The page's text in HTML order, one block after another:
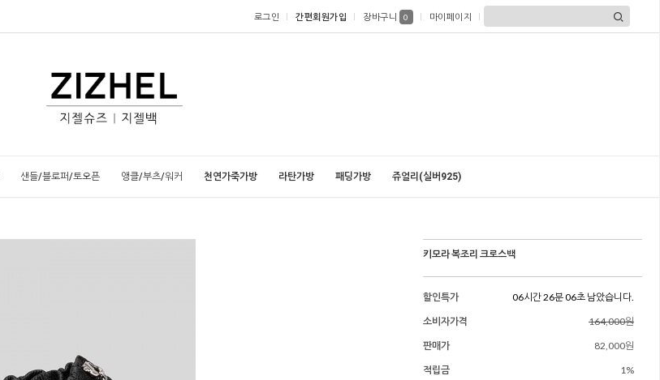
로그인 간편회원가입 장바구니 0 마이페이지
샌들/블로퍼/토오픈 앵클/부츠/워커 천연가죽가방 라탄가방 패딩가방 쥬얼리(실버925)
키모라 복조리 크로스백
할인특가
06시간 26분 04초 남았습니다.
소비자가격
164,000원
판매가
82,000원
적립금
1%